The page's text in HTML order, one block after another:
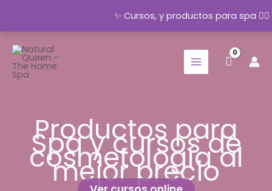
✨ Cursos, y productos para spa
contenido
Productos para
Spa y cursos de
cosmetología al
mejor precio